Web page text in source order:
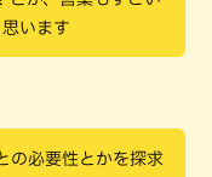
います
の必要性とかを探求